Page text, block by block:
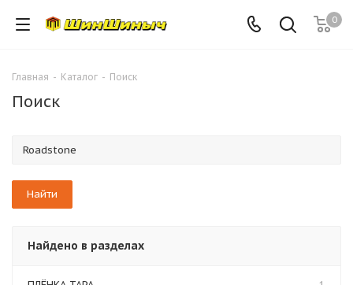
0
Главная - Каталог - Поиск
Поиск
Найдено в разделах